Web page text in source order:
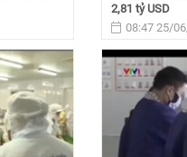
2,81 tỷ USD
08:47 25/